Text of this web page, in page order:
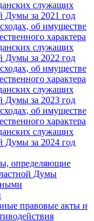
служащих
Думы за 2021 год
об имуществе
характера
служащих
Думы за 2022 год
об имуществе
характера
служащих
Думы за 2023 год
об имуществе
характера
служащих
Думы за 2024 год
определяющие
Думы
правовые акты и